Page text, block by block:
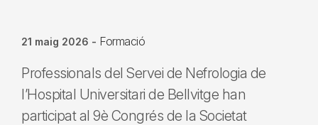
21 maig 2026 - Formació
Professionals del Servei de Nefrologia de
l’Hospital Universitari de Bellvitge han
participat al 9è Congrés de la Societat